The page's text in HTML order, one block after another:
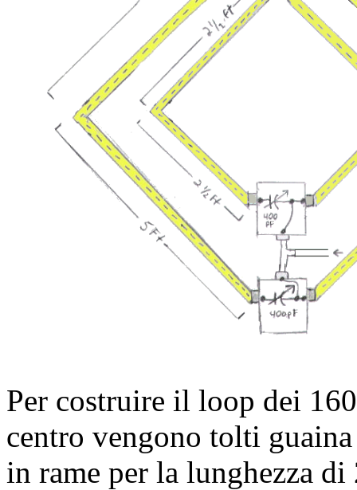
Per costruire il loop dei
centro vengono tolti
in rame per la lunghezza